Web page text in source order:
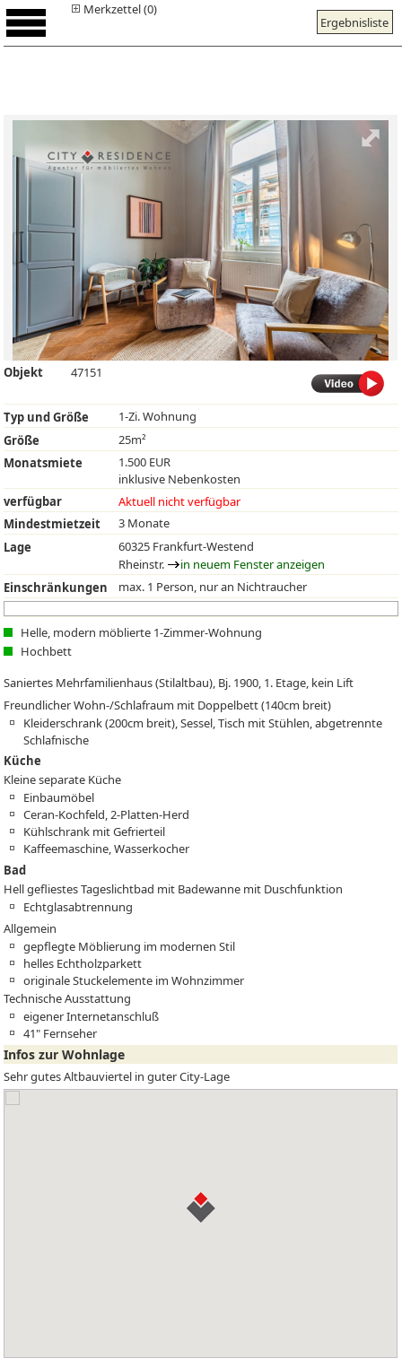
Ergebnisliste
Merkzettel (0)
Objekt 47151
Typ und Größe
1-Zi. Wohnung
Größe
25m²
Monatsmiete
1.500 EUR
inklusive Nebenkosten
verfügbar
Aktuell nicht verfügbar
Mindestmietzeit
3 Monate
Lage
60325 Frankfurt-Westend
Rheinstr.
in neuem Fenster anzeigen
Einschränkungen
max. 1 Person, nur an Nichtraucher
Helle, modern möblierte 1-Zimmer-Wohnung
Hochbett
Saniertes Mehrfamilienhaus (Stilaltbau), Bj. 1900, 1. Etage, kein Lift
Freundlicher Wohn-/Schlafraum mit Doppelbett (140cm breit)
Kleiderschrank (200cm breit), Sessel, Tisch mit Stühlen, abgetrennte
Schlafnische
Küche
Kleine separate Küche
Einbaumöbel
Ceran-Kochfeld, 2-Platten-Herd
Kühlschrank mit Gefrierteil
Kaffeemaschine, Wasserkocher
Bad
Hell gefliestes Tageslichtbad mit Badewanne mit Duschfunktion
Echtglasabtrennung
Allgemein
gepflegte Möblierung im modernen Stil
helles Echtholzparkett
originale Stuckelemente im Wohnzimmer
Technische Ausstattung
eigener Internetanschluß
41" Fernseher
Infos zur Wohnlage
Sehr gutes Altbauviertel in guter City-Lage